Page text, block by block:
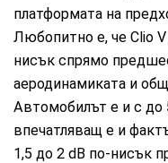
платформата на
Любопитно е, че Clio
нисък спрямо
аеродинамиката и
Автомобилът е и с до
впечатляващ е и
1,5 до 2 dB по-нисък